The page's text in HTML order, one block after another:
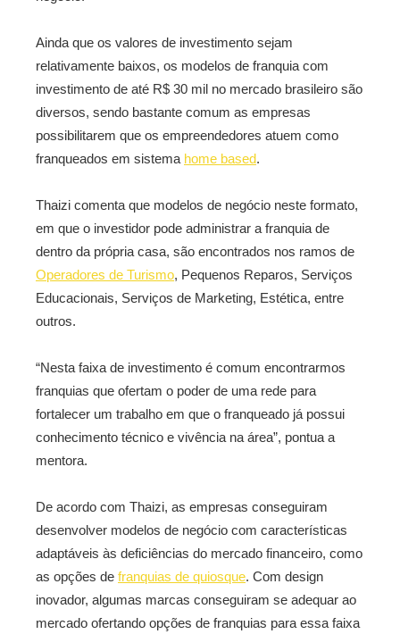
Ainda que os valores de investimento sejam
relativamente baixos, os modelos de franquia com
investimento de até R$ 30 mil no mercado brasileiro são
diversos, sendo bastante comum as empresas
possibilitarem que os empreendedores atuem como
franqueados em sistema home based.
Thaizi comenta que modelos de negócio neste formato,
em que o investidor pode administrar a franquia de
dentro da própria casa, são encontrados nos ramos de
Operadores de Turismo, Pequenos Reparos, Serviços
Educacionais, Serviços de Marketing, Estética, entre
outros.
“Nesta faixa de investimento é comum encontrarmos
franquias que ofertam o poder de uma rede para
fortalecer um trabalho em que o franqueado já possui
conhecimento técnico e vivência na área”, pontua a
mentora.
De acordo com Thaizi, as empresas conseguiram
desenvolver modelos de negócio com características
adaptáveis às deficiências do mercado financeiro, como
as opções de franquias de quiosque. Com design
inovador, algumas marcas conseguiram se adequar ao
mercado ofertando opções de franquias para essa faixa